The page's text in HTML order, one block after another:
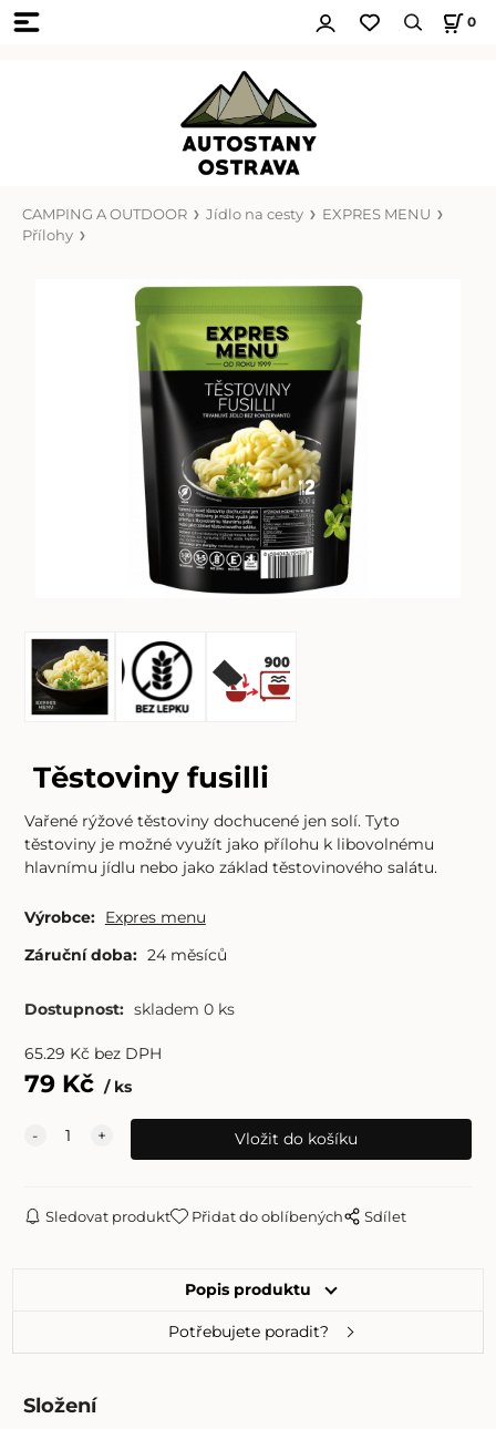
0
CAMPING A OUTDOOR Jídlo na cesty
EXPRES MENU
Přílohy
Těstoviny fusilli
Vařené rýžové těstoviny dochucené jen solí. Tyto
těstoviny je možné využít jako přílohu k libovolnému
hlavnímu jídlu nebo jako základ těstovinového salátu.
Výrobce: Expres menu
Záruční doba: 24 měsíců
Dostupnost: skladem 0 ks
65.29 Kč bez DPH
79Kč ks
Sledovat produkt Přidat do oblíbených Sdílet
Popis produktu
Potřebujete poradit?
Složení